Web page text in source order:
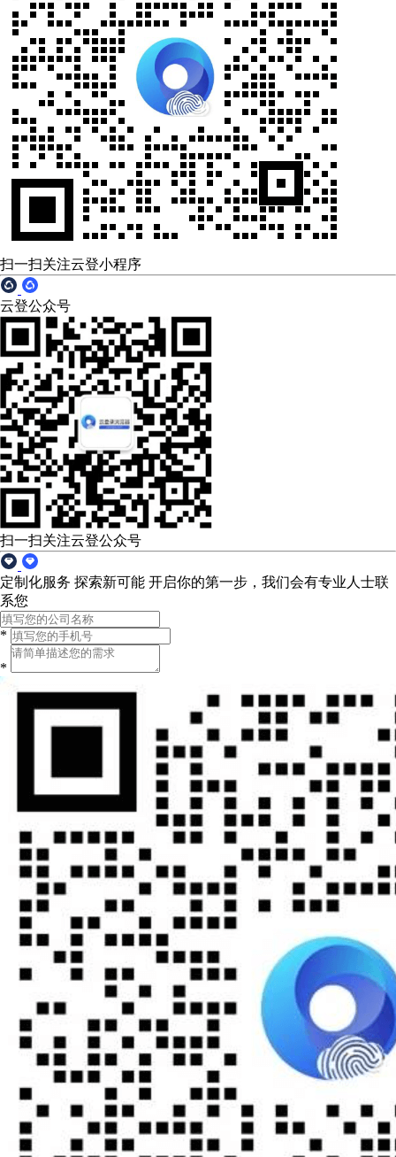
扫一扫关注云登小程序
云登公众号
扫一扫关注云登公众号
定制化服务 探索新可能 开启你的第一步，我们会有专业人士联
系您
*
*